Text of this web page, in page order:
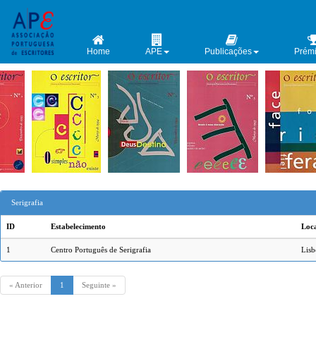
Serigrafia
ID Estabelecimento
1 Centro Português de Serigrafia
« Anterior 1 Seguinte »
Home APE Publicações